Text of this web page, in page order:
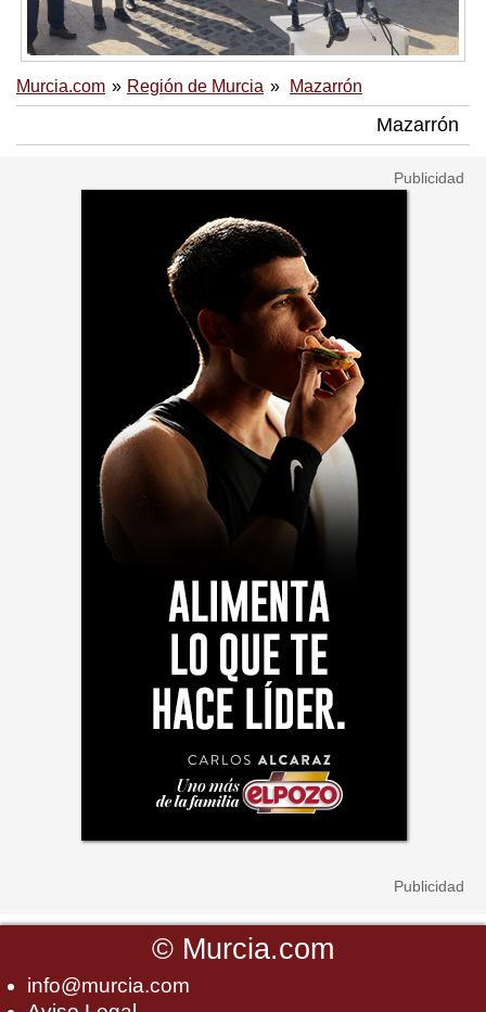
Murcia.com Región de Murcia Mazarrón
Mazarrón
© Murcia.com
info@murcia.com